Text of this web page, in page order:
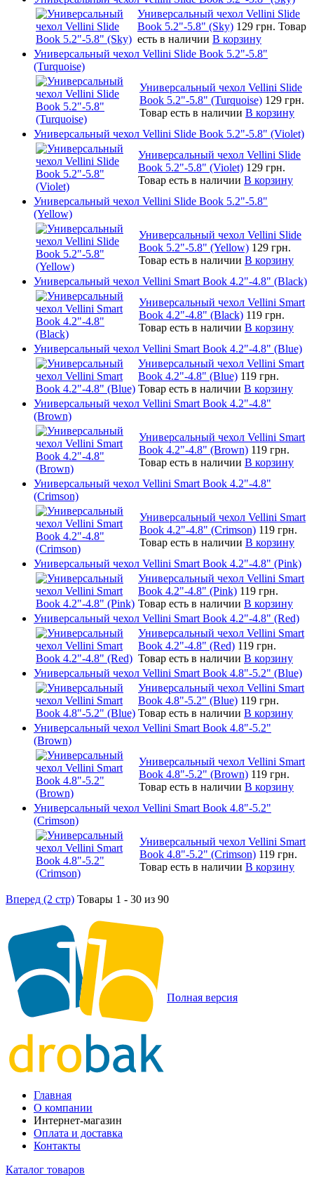
Универсальный чехол Vellini Slide
Book 5.2"-5.8" (Sky) 129 грн. Товар
есть в наличии В корзину
Универсальный чехол Vellini Slide Book 5.2"-5.8"
(Turquoise)
Универсальный чехол Vellini Slide
Book 5.2"-5.8" (Turquoise) 129 грн.
Товар есть в наличии В корзину
Универсальный чехол Vellini Slide Book 5.2"-5.8" (Violet)
Универсальный чехол Vellini Slide
Book 5.2"-5.8" (Violet) 129 грн.
Товар есть в наличии В корзину
Универсальный чехол Vellini Slide Book 5.2"-5.8"
(Yellow)
Универсальный чехол Vellini Slide
Book 5.2"-5.8" (Yellow) 129 грн.
Товар есть в наличии В корзину
Универсальный чехол Vellini Smart Book 4.2"-4.8" (Black)
Универсальный чехол Vellini Smart
Book 4.2"-4.8" (Black) 119 грн.
Товар есть в наличии В корзину
Универсальный чехол Vellini Smart Book 4.2"-4.8" (Blue)
Универсальный чехол Vellini Smart
Book 4.2"-4.8" (Blue) 119 грн.
Товар есть в наличии В корзину
Универсальный чехол Vellini Smart Book 4.2"-4.8"
(Brown)
Универсальный чехол Vellini Smart
Book 4.2"-4.8" (Brown) 119 грн.
Товар есть в наличии В корзину
Универсальный чехол Vellini Smart Book 4.2"-4.8"
(Crimson)
Универсальный чехол Vellini Smart
Book 4.2"-4.8" (Crimson) 119 грн.
Товар есть в наличии В корзину
Универсальный чехол Vellini Smart Book 4.2"-4.8" (Pink)
Универсальный чехол Vellini Smart
Book 4.2"-4.8" (Pink) 119 грн.
Товар есть в наличии В корзину
Универсальный чехол Vellini Smart Book 4.2"-4.8" (Red)
Универсальный чехол Vellini Smart
Book 4.2"-4.8" (Red) 119 грн.
Товар есть в наличии В корзину
Универсальный чехол Vellini Smart Book 4.8"-5.2" (Blue)
Универсальный чехол Vellini Smart
Book 4.8"-5.2" (Blue) 119 грн.
Товар есть в наличии В корзину
Универсальный чехол Vellini Smart Book 4.8"-5.2"
(Brown)
Универсальный чехол Vellini Smart
Book 4.8"-5.2" (Brown) 119 грн.
Товар есть в наличии В корзину
Универсальный чехол Vellini Smart Book 4.8"-5.2"
(Crimson)
Универсальный чехол Vellini Smart
Book 4.8"-5.2" (Crimson) 119 грн.
Товар есть в наличии В корзину
Вперед (2 стр) Товары 1 - 30 из 90
Полная версия
Главная
О компании
Интернет-магазин
Оплата и доставка
Контакты
Каталог товаров